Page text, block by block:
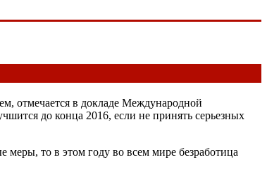
отмечается в докладе Международной
до конца 2016, если не принять серьезных
меры, то в этом году во всем мире безработица